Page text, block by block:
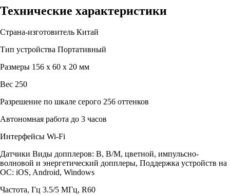
Технические характеристики
Страна-изготовитель Китай
Тип устройства Портативный
Размеры 156 х 60 х 20 мм
Вес 250
Разрешение по шкале серого 256 оттенков
Автономная работа до 3 часов
Интерфейсы Wi-Fi
Датчики Виды допплеров: B, B/M, цветной, импульсно-
волновой и энергетический допплеры, Поддержка устройств на
ОС: iOS, Android, Windows
Частота, Гц 3.5/5 МГц, R60